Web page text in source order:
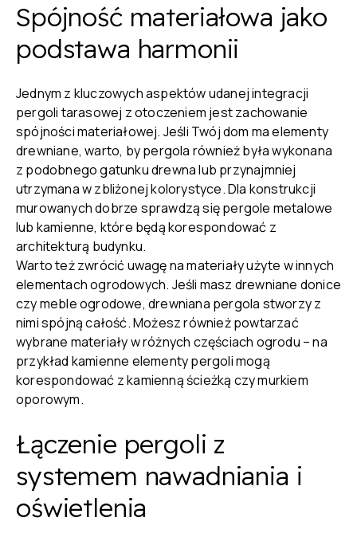
Spójność materiałowa jako
podstawa harmonii
Jednym z kluczowych aspektów udanej integracji
pergoli tarasowej z otoczeniem jest zachowanie
spójności materiałowej. Jeśli Twój dom ma elementy
drewniane, warto, by pergola również była wykonana
z podobnego gatunku drewna lub przynajmniej
utrzymana w zbliżonej kolorystyce. Dla konstrukcji
murowanych dobrze sprawdzą się pergole metalowe
lub kamienne, które będą korespondować z
architekturą budynku.
Warto też zwrócić uwagę na materiały użyte w innych
elementach ogrodowych. Jeśli masz drewniane donice
czy meble ogrodowe, drewniana pergola stworzy z
nimi spójną całość. Możesz również powtarzać
wybrane materiały w różnych częściach ogrodu – na
przykład kamienne elementy pergoli mogą
korespondować z kamienną ścieżką czy murkiem
oporowym.
Łączenie pergoli z
systemem nawadniania i
oświetlenia